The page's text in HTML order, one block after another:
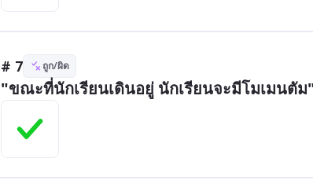
# 7 ถูก/ผิด
"ขณะที่นักเรียนเดินอยู่ นักเรียนจะมีโมเมนตั